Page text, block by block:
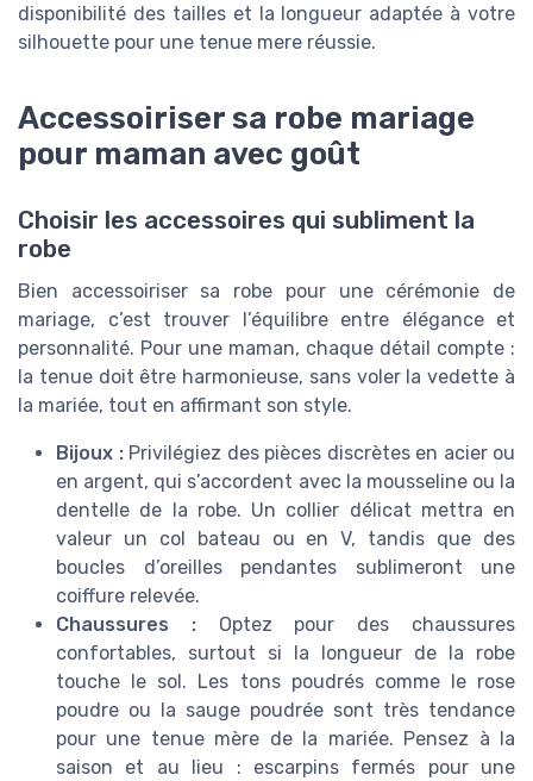
disponibilité des tailles et la longueur adaptée à votre
silhouette pour une tenue mere réussie.
Accessoiriser sa robe mariage
pour maman avec goût
Choisir les accessoires qui subliment la
robe
Bien accessoiriser sa robe pour une cérémonie de
mariage, c’est trouver l’équilibre entre élégance et
personnalité. Pour une maman, chaque détail compte :
la tenue doit être harmonieuse, sans voler la vedette à
la mariée, tout en affirmant son style.
Bijoux :Privilégiez des pièces discrètes en acier ou
en argent, qui s’accordent avec la mousseline ou la
dentelle de la robe. Un collier délicat mettra en
valeur un col bateau ou en V, tandis que des
boucles d’oreilles pendantes sublimeront une
coiffure relevée.
Chaussures :Optez pour des chaussures
confortables, surtout si la longueur de la robe
touche le sol. Les tons poudrés comme le rose
poudre ou la sauge poudrée sont très tendance
pour une tenue mère de la mariée. Pensez à la
saison et au lieu : escarpins fermés pour une